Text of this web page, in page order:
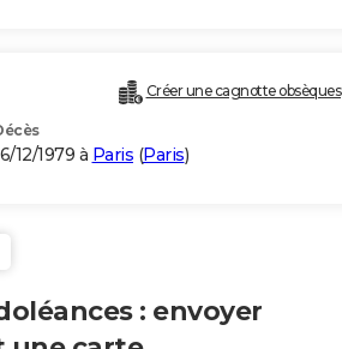
Créer une cagnotte obsèques
12/1979 à Paris (Paris)
: envoyer